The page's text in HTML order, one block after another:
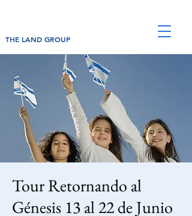
THE LAND GROUP
Tour Retornando al
Génesis 13 al 22 de Junio